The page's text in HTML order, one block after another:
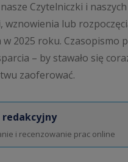
Czytelniczki i
wznowienia lub
2025 roku. Czasopismo
– by stawało się
zaoferować.
redakcyjny
i recenzowanie prac online